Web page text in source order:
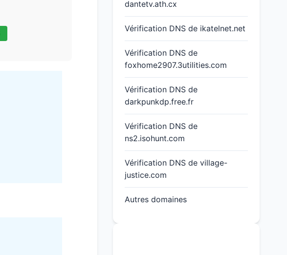
dantetv.ath.cx
Vérification DNS de ikatelnet.net
Vérification DNS de
foxhome2907.3utilities.com
Vérification DNS de
darkpunkdp.free.fr
Vérification DNS de
ns2.isohunt.com
Vérification DNS de village-
justice.com
Autres domaines